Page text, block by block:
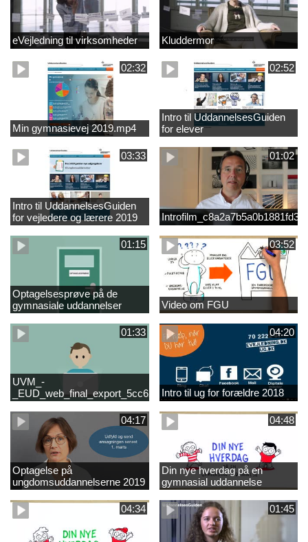
eVejledning til virksomheder Kluddermor
02:32
Min gymnasievej 2019.mp4
02:52
Intro til UddannelsesGuiden
for elever
03:33
Intro til UddannelsesGuiden
for vejledere og lærere 2019
01:02
01:15
Optagelsesprøve på de
gymnasiale uddannelser
03:52
Video om FGU
01:33
UVM_-
04:20
Intro til ug for forældre 2018
04:17
Optagelse på
ungdomsuddannelserne 2019
04:48
Din nye hverdag på en
gymnasial uddannelse
04:34 01:45